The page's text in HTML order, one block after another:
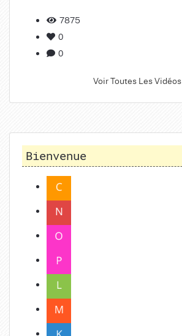
7875
0
0
Voir Toutes Les Vidéos
Bienvenue